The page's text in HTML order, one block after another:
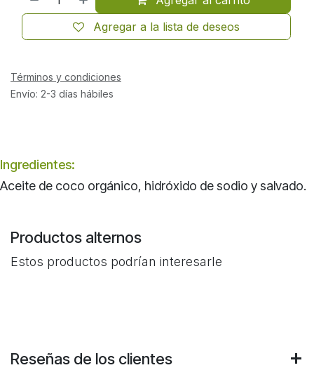
Agregar a la lista de deseos
Términos y condiciones
Envío: 2-3 días hábiles
Ingredientes:
Aceite de coco orgánico, hidróxido de sodio y salvado.
Productos alternos
Estos productos podrían interesarle
Reseñas de los clientes